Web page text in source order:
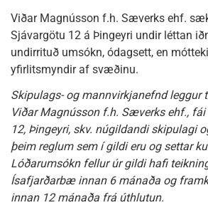
Viðar Magnússon f.h. Sæverks ehf.
Sjávargötu 12 á Þingeyri undir léttan
undirrituð umsókn, ódagsett, en
yfirlitsmyndir af svæðinu.
Skipulags- og mannvirkjanefnd
Viðar Magnússon f.h. Sæverks ehf.,
12, Þingeyri, skv. núgildandi skipulagi
þeim reglum sem í gildi eru og settar
Lóðarumsókn fellur úr gildi hafi
Ísafjarðarbæ innan 6 mánaða og
innan 12 mánaða frá úthlutun.